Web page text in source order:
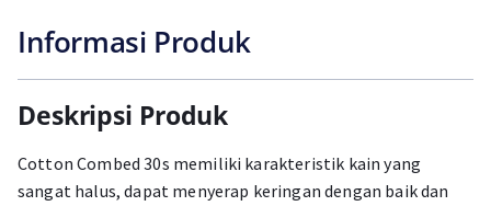
Informasi Produk
Deskripsi Produk
Cotton Combed 30s memiliki karakteristik kain yang
sangat halus, dapat menyerap keringan dengan baik dan